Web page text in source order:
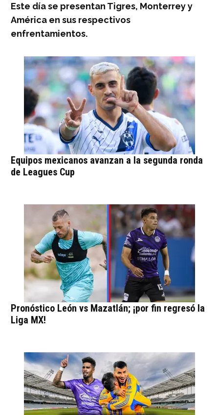
Este día se presentan Tigres, Monterrey y
América en sus respectivos
enfrentamientos.
Equipos mexicanos avanzan a la segunda ronda
de Leagues Cup
Pronóstico León vs Mazatlán; ¡por fin regresó la
Liga MX!